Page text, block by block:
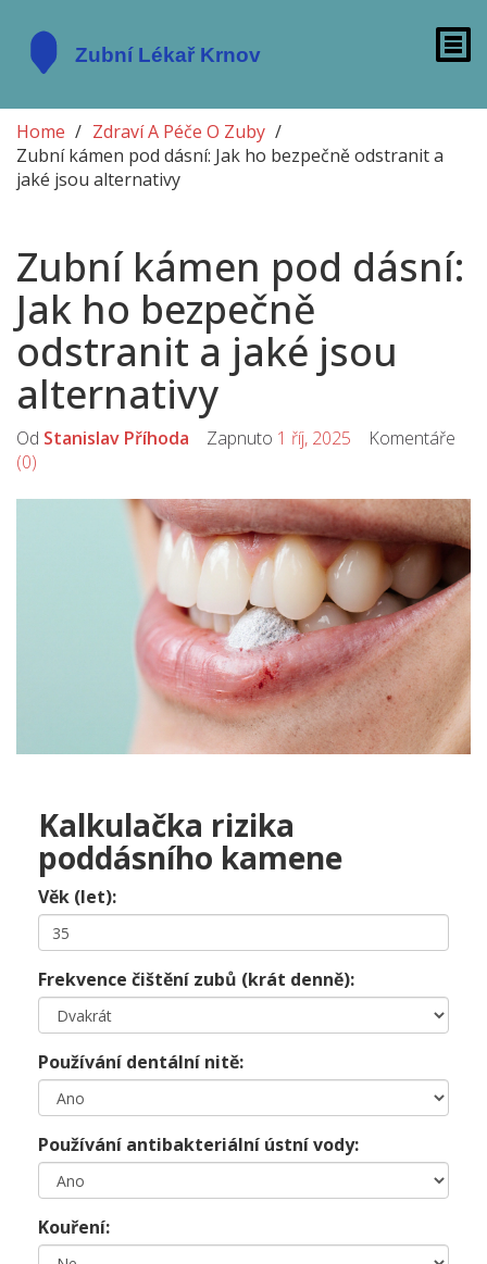
Home
Zdraví A Péče O Zuby
Zubní kámen pod dásní: Jak ho bezpečně odstranit a
jaké jsou alternativy
Zubní kámen pod dásní:
Jak ho bezpečně
odstranit a jaké jsou
alternativy
Od Stanislav Příhoda Zapnuto 1 říj, 2025 Komentáře
(0)
Kalkulačka rizika
poddásního kamene
Věk (let):
Frekvence čištění zubů (krát denně):
Používání dentální nitě:
Používání antibakteriální ústní vody:
Kouření: